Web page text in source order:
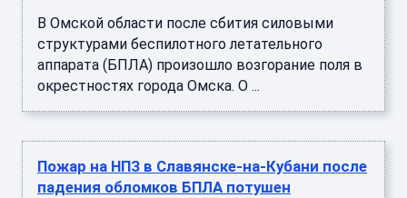
В Омской области после сбития силовыми
структурами беспилотного летательного
аппарата (БПЛА) произошло возгорание поля в
окрестностях города Омска. О ...
Пожар на НПЗ в Славянске-на-Кубани после
падения обломков БПЛА потушен